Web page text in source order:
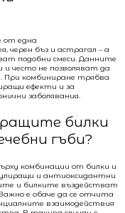
от една
черен бъз и астрагал – а
подобни смеси. Данните
и често не позволяват да
При комбиниране трябва
ефекти и за
заболявания.
билки
гъби?
комбинации от билки и
и антиоксидантни
и билките въздействат
е обаче да се отчита
взаимодействия